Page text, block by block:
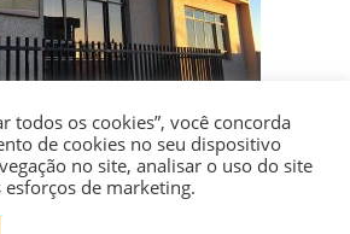
todos os cookies”, você concorda
de cookies no seu dispositivo
no site, analisar o uso do site
de marketing.